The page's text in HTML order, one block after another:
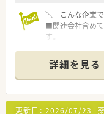
＼ こんな企業
■関連会社含め
す。
す。勉強会や学
すい環境を整え
■代表も現場にて
されているのが
■カンボジア支援
詳細を見る
更新日： 2026/07/23